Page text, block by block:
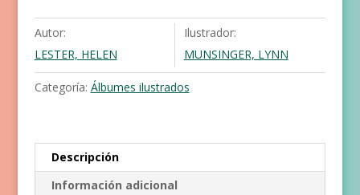
y
el
pollo
mágico
cantidad
Autor:
LESTER, HELEN
Ilustrador:
MUNSINGER, LYNN
Categoría: Álbumes ilustrados
Descripción
Información adicional